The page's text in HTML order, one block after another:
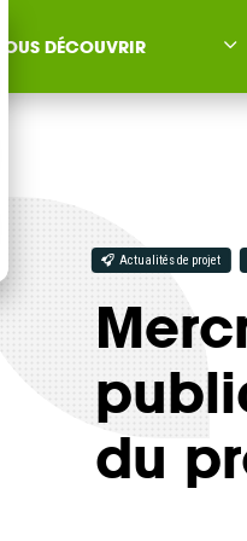
MONTER UN PROJET
Vous souhaitez être
projet d'énergie
NOUS DÉCOUVRIR
Actualités de projet
du